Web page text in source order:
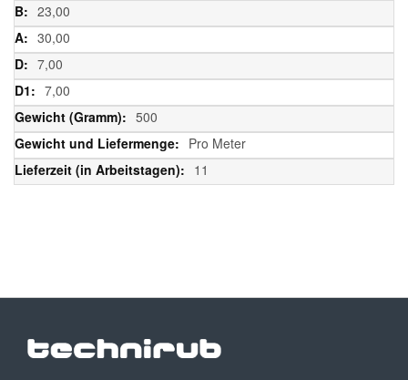
23,00
30,00
7,00
7,00
500
Pro Meter
11